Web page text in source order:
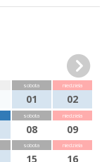
sobota
01
niedziela
02
sobota
08
niedziela
09
sobota
15
niedziela
16